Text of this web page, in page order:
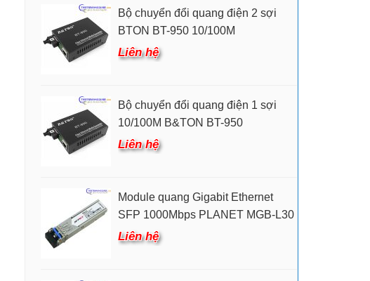
Bộ chuyển đổi quang điện 2 sợi
BTON BT-950 10/100M
Liên hệ
Bộ chuyển đổi quang điện 1 sợi
10/100M B&TON BT-950
Liên hệ
Module quang Gigabit Ethernet
SFP 1000Mbps PLANET MGB-L30
Liên hệ